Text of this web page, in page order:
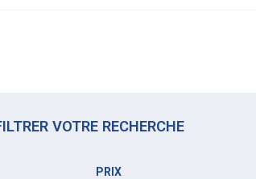
VOTRE RECHERCHE
PRIX